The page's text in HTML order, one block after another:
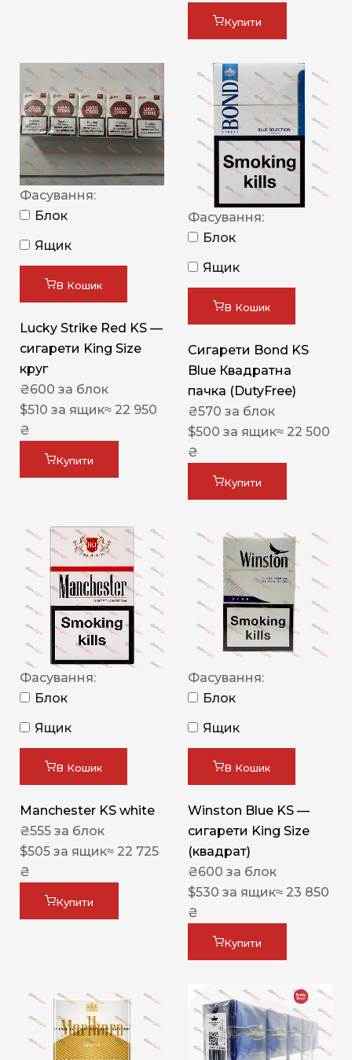
Купити
Фасування:
Блок
Ящик
В Кошик
Lucky Strike Red KS —
сигарети King Size
круг
₴600 за блок
$510 за ящик≈ 22 950
₴
Купити
Фасування:
Блок
Ящик
В Кошик
Сигарети Bond KS
Blue Квадратна
пачка (DutyFree)
₴570 за блок
$500 за ящик≈ 22 500
₴
Купити
Фасування:
Блок
Ящик
В Кошик
Manchester KS white
₴555 за блок
$505 за ящик≈ 22 725
₴
Купити
Фасування:
Блок
Ящик
В Кошик
Winston Blue KS —
сигарети King Size
(квадрат)
₴600 за блок
$530 за ящик≈ 23 850
₴
Купити